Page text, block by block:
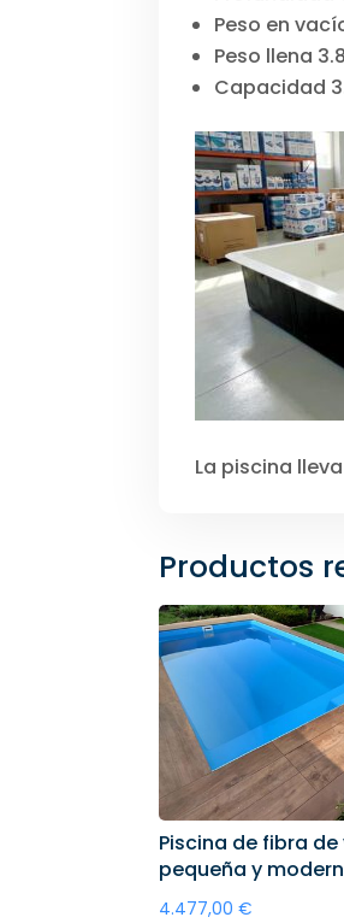
Peso en
Peso llena
Capacidad
La piscina
Productos
Piscina de fibra de
pequeña y
4.477,00 €